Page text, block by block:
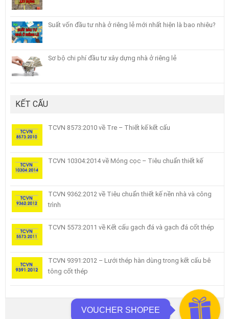
Suất vốn đầu tư nhà ở riêng lẻ mới nhất hiện là bao nhiêu?
Sơ bộ chi phí đầu tư xây dựng nhà ở riêng lẻ
KẾT CẤU
TCVN 8573:2010 về Tre – Thiết kế kết cấu
TCVN 10304:2014 về Móng cọc – Tiêu chuẩn thiết kế
TCVN 9362:2012 về Tiêu chuẩn thiết kế nền nhà và công
trình
TCVN 5573:2011 về Kết cấu gạch đá và gạch đá cốt thép
TCVN 9391:2012 – Lưới thép hàn dùng trong kết cấu bê
tông cốt thép
VOUCHER SHOPEE